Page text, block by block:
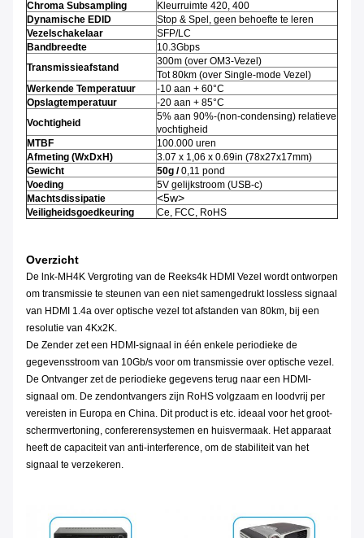
Chroma Subsampling
Kleurruimte 420, 400
Dynamische EDID
Stop & Spel, geen behoefte te leren
Vezelschakelaar
SFP/LC
Bandbreedte
10.3Gbps
Transmissieafstand
300m (over OM3-Vezel)
Tot 80km (over Single-mode Vezel)
Werkende Temperatuur
-10 aan + 60°C
Opslagtemperatuur
-20 aan + 85°C
Vochtigheid
5% aan 90%-(non-condensing) relatieve
vochtigheid
MTBF
100.000 uren
Afmeting (WxDxH)
3.07 x 1,06 x 0.69in (78x27x17mm)
Gewicht
50g /0,11 pond
Voeding
5V gelijkstroom (USB-c)
Machtsdissipatie
<5w>
Veiligheidsgoedkeuring Ce, FCC, RoHS
Overzicht
De lnk-MH4K Vergroting van de Reeks4k HDMI Vezel wordt ontworpen
om transmissie te steunen van een niet samengedrukt lossless signaal
van HDMI 1.4a over optische vezel tot afstanden van 80km, bij een
resolutie van 4Kx2K.
De Zender zet een HDMI-signaal in één enkele periodieke de
gegevensstroom van 10Gb/s voor om transmissie over optische vezel.
De Ontvanger zet de periodieke gegevens terug naar een HDMI-
signaal om. De zendontvangers zijn RoHS volgzaam en loodvrij per
vereisten in Europa en China. Dit product is etc. ideaal voor het groot-
schermvertoning, confererensystemen en huisvermaak. Het apparaat
heeft de capaciteit van anti-interference, om de stabiliteit van het
signaal te verzekeren.